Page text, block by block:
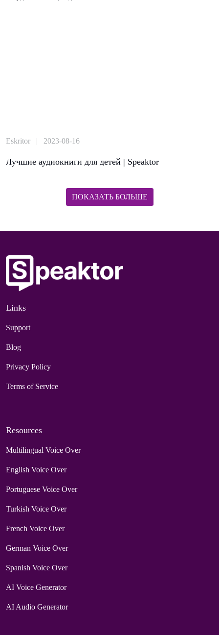
Eskritor | 2023-08-16
Лучшие аудиокниги для детей | Speaktor
ПОКАЗАТЬ БОЛЬШЕ
Links
Support
Blog
Privacy Policy
Terms of Service
Resources
Multilingual Voice Over
English Voice Over
Portuguese Voice Over
Turkish Voice Over
French Voice Over
German Voice Over
Spanish Voice Over
AI Voice Generator
AI Audio Generator